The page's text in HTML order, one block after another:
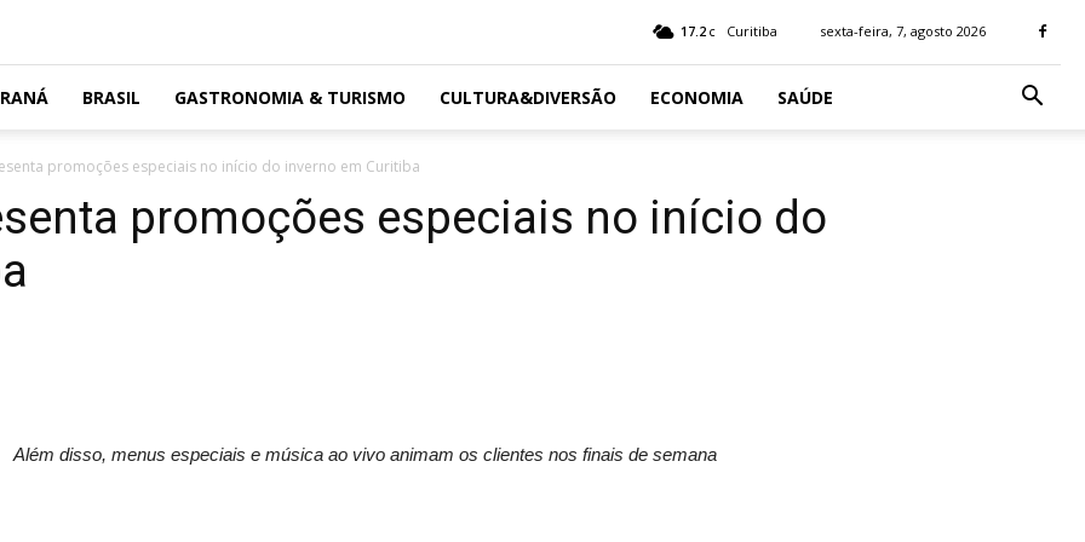
17.2 C Curitiba sexta-feira, 7, agosto 2026
BRASIL GASTRONOMIA & TURISMO CULTURA&DIVERSÃO ECONOMIA SAÚDE
promoções especiais no início do inverno em Curitiba
promoções especiais no início do
Além disso, menus especiais e música ao vivo animam os clientes nos finais de semana